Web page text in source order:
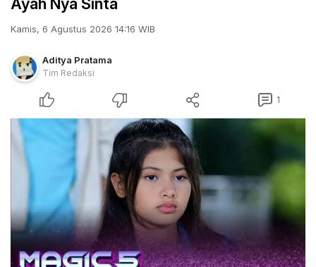
Kamis, 6 Agustus 2026 14:16 WIB
Aditya Pratama
Tim Redaksi
1